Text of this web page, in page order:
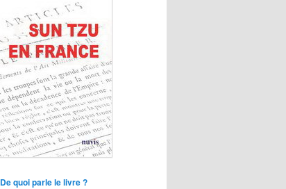
De quoi parle le livre ?